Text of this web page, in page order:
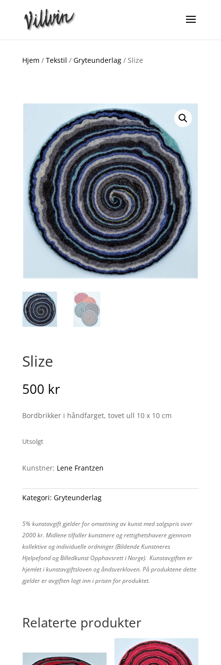
Hjem / Tekstil / Gryteunderlag/ Slize
Slize
500 kr
Bordbrikker i håndfarget, tovet ull 10 x 10 cm
Utsolgt
Kunstner: Lene Frantzen
Kategori: Gryteunderlag
5% kunstavgift gjelder for omsetning av kunst med salgspris over
2000 kr. Midlene tilfaller kunstnere og rettighetshavere gjennom
kollektive og individuelle ordninger (Bildende Kunstneres
Hjelpefond og Billedkunst Opphavsrett i Norge). Kunstavgiften er
hjemlet i kunstavgiftsloven og åndsverkloven. På produktene dette
gjelder er avgiften lagt inn i prisen for produktet.
Relaterte produkter